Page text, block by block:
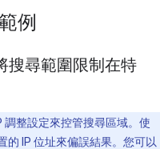
例
搜尋範圍限制在特
調整設定來控管搜尋區域。使
的 IP 位址來偏誤結果。您可以